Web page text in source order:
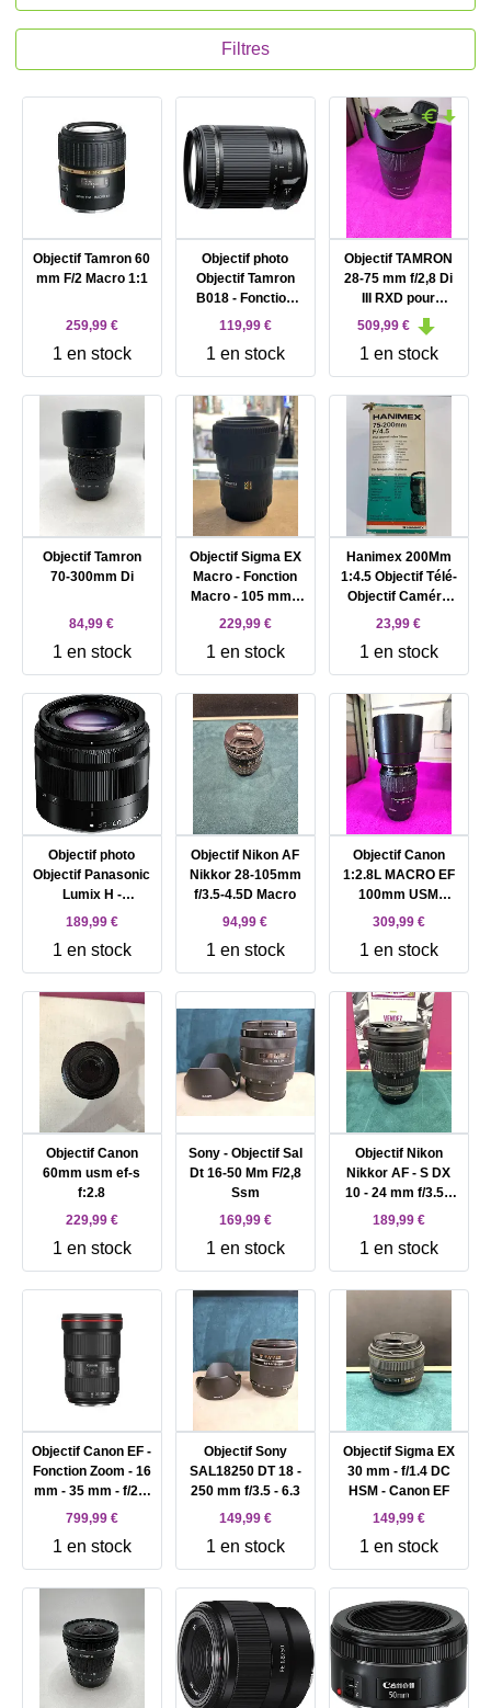
Filtres
Objectif Tamron 60
mm F/2 Macro 1:1
259,99 €
1 en stock
Objectif photo
Objectif Tamron
B018 - Fonction
Zoom - 18 mm -
Di II VC - Nikon F
119,99 €
1 en stock
Objectif TAMRON
28-75 mm f/2,8 Di
III RXD pour
MONTURE E SONY
509,99 €
1 en stock
Objectif Tamron
70-300mm Di
84,99 €
1 en stock
Objectif Sigma EX
Macro - Fonction
Macro - 105 mm -
f/2.8 DG - Canon EF
229,99 €
1 en stock
Hanimex 200Mm
1:4.5 Objectif Télé-
Objectif Caméra
Lentille (M42)
23,99 €
1 en stock
Objectif photo
Objectif Panasonic
Lumix H -
FS35100E -
mm - 100 mm -
f/4.0 - 5.6 G VARIO -
Micro Four Thirds -
BGH1; Lumix G DC
- G100, G110, G90,
GF90, GH5M2,
GX880, GX9,
GX9H..
189,99 €
1 en stock
Objectif Nikon AF
Nikkor 28-105mm
f/3.5-4.5D Macro
94,99 €
1 en stock
Objectif Canon
1:2.8L MACRO EF
100mm USM
Ultrasonic
309,99 €
1 en stock
Objectif Canon
60mm usm ef-s
f:2.8
229,99 €
1 en stock
Sony - Objectif Sal
Dt 16-50 Mm F/2,8
Ssm
169,99 €
1 en stock
Objectif Nikon
Nikkor AF - S DX
10 - 24 mm f/3.5 -
4.5 G ED - Nikon F
189,99 €
1 en stock
Objectif Canon EF -
Fonction Zoom - 16
mm - 35 mm - f/2.8
L III USM - Canon
799,99 €
1 en stock
Objectif Sony
SAL18250 DT 18 -
250 mm f/3.5 - 6.3
149,99 €
1 en stock
Objectif Sigma EX
30 mm - f/1.4 DC
HSM - Canon EF
149,99 €
1 en stock